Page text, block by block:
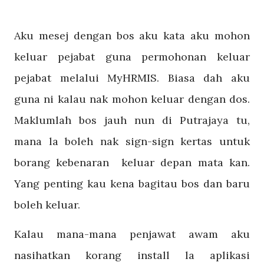
Aku mesej dengan bos aku kata aku mohon
keluar pejabat guna permohonan keluar
pejabat melalui MyHRMIS. Biasa dah aku
guna ni kalau nak mohon keluar dengan dos.
Maklumlah bos jauh nun di Putrajaya tu,
mana la boleh nak sign-sign kertas untuk
borang kebenaran keluar depan mata kan.
Yang penting kau kena bagitau bos dan baru
boleh keluar.
Kalau mana-mana penjawat awam aku
nasihatkan korang install la aplikasi